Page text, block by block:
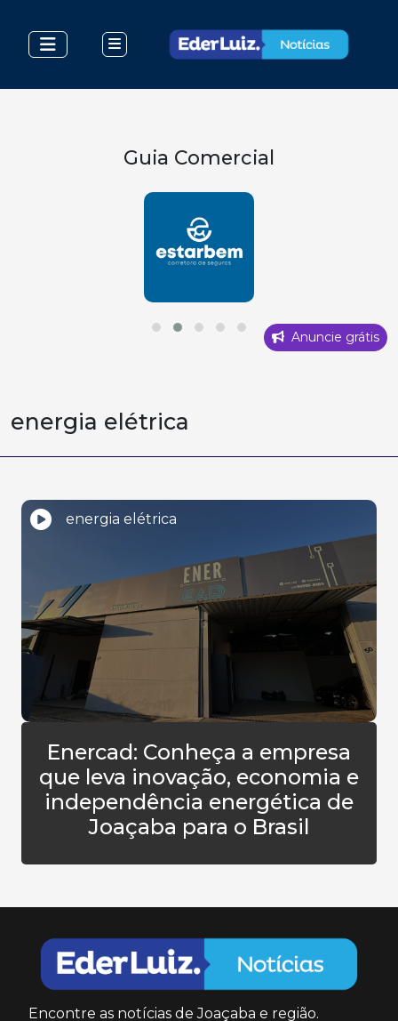
Guia Comercial
Anuncie grátis
energia elétrica
energia elétrica
Enercad: Conheça a empresa
que leva inovação, economia e
independência energética de
Joaçaba para o Brasil
Encontre as notícias de Joaçaba e região.